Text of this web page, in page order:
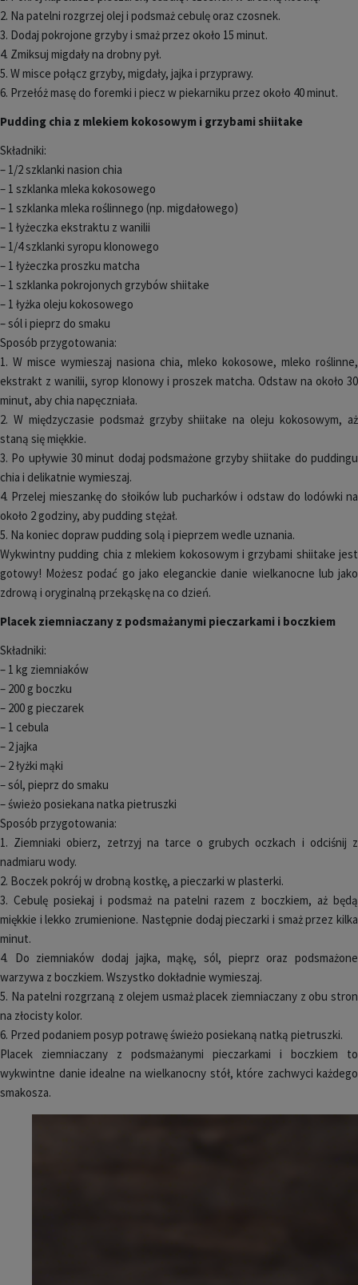
2. Na patelni rozgrzej olej i podsmaż cebulę oraz czosnek.
3. Dodaj pokrojone grzyby i smaż przez około 15 minut.
4. Zmiksuj migdały na drobny pył.
5. W misce połącz grzyby, migdały, jajka i przyprawy.
6. Przełóż masę do foremki i piecz w piekarniku przez około 40 minut.
Pudding chia z mlekiem kokosowym i grzybami shiitake
Składniki:
– 1/2 szklanki nasion chia
– 1 szklanka mleka kokosowego
– 1 szklanka mleka roślinnego (np. migdałowego)
– 1 łyżeczka ekstraktu z wanilii
– 1/4 szklanki syropu klonowego
– 1 łyżeczka proszku matcha
– 1 szklanka pokrojonych grzybów shiitake
– 1 łyżka oleju kokosowego
– sól i pieprz do smaku
Sposób przygotowania:
1. W misce wymieszaj nasiona chia, mleko kokosowe, mleko roślinne,
ekstrakt z wanilii, syrop klonowy i proszek matcha. Odstaw na około 30
minut, aby chia napęczniała.
2. W międzyczasie podsmaż grzyby shiitake na oleju kokosowym, aż
staną się miękkie.
3. Po upływie 30 minut dodaj podsmażone grzyby shiitake do puddingu
chia i delikatnie wymieszaj.
4. Przelej mieszankę do słoików lub pucharków i odstaw do lodówki na
około 2 godziny, aby pudding stężał.
5. Na koniec dopraw pudding solą i pieprzem wedle uznania.
Wykwintny pudding chia z mlekiem kokosowym i grzybami shiitake jest
gotowy! Możesz podać go jako eleganckie danie wielkanocne lub jako
zdrową i oryginalną przekąskę na co dzień.
Placek ziemniaczany z podsmażanymi pieczarkami i boczkiem
Składniki:
– 1 kg ziemniaków
– 200 g boczku
– 200 g pieczarek
– 1 cebula
– 2 jajka
– 2 łyżki mąki
– sól, pieprz do smaku
– świeżo posiekana natka pietruszki
Sposób przygotowania:
1. Ziemniaki obierz, zetrzyj na tarce o grubych oczkach i odciśnij z
nadmiaru wody.
2. Boczek pokrój w drobną kostkę, a pieczarki w plasterki.
3. Cebulę posiekaj i podsmaż na patelni razem z boczkiem, aż będą
miękkie i lekko zrumienione. Następnie dodaj pieczarki i smaż przez kilka
minut.
4. Do ziemniaków dodaj jajka, mąkę, sól, pieprz oraz podsmażone
warzywa z boczkiem. Wszystko dokładnie wymieszaj.
5. Na patelni rozgrzaną z olejem usmaż placek ziemniaczany z obu stron
na złocisty kolor.
6. Przed podaniem posyp potrawę świeżo posiekaną natką pietruszki.
Placek ziemniaczany z podsmażanymi pieczarkami i boczkiem to
wykwintne danie idealne na wielkanocny stół, które zachwyci każdego
smakosza.